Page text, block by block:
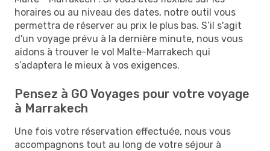
horaires ou au niveau des dates, notre outil vous
permettra de réserver au prix le plus bas. S’il s'agit
d'un voyage prévu à la dernière minute, nous vous
aidons à trouver le vol Malte-Marrakech qui
s’adaptera le mieux à vos exigences.
Pensez à GO Voyages pour votre voyage
à Marrakech
Une fois votre réservation effectuée, nous vous
accompagnons tout au long de votre séjour à